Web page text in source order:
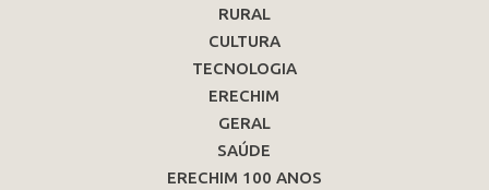
RURAL
CULTURA
TECNOLOGIA
ERECHIM
GERAL
SAÚDE
ERECHIM 100 ANOS